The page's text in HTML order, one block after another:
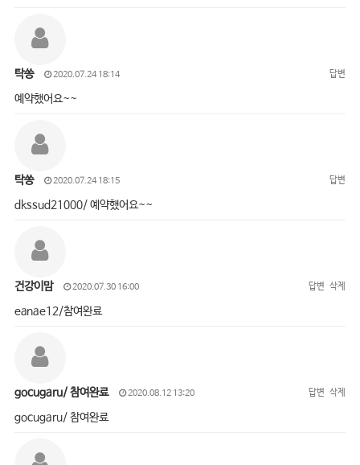
탁쏭 2020.07.24 18:14 답변
예약했어요~~
탁쏭 2020.07.24 18:15 답변
dkssud21000/ 예약했어요~~
건강이맘 2020.07.30 16:00 답변 삭제
eanae12/참여완료
gocugaru/ 참여완료 2020.08.12 13:20 답변 삭제
gocugaru/ 참여완료